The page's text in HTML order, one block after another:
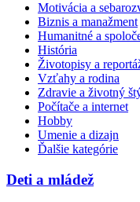
Motivácia a
Biznis a manažment
Humanitné a
História
Životopisy a
Vzťahy a rodina
Zdravie a životný
Počítače a internet
Hobby
Umenie a dizajn
Ďalšie kategórie
Deti a mládež